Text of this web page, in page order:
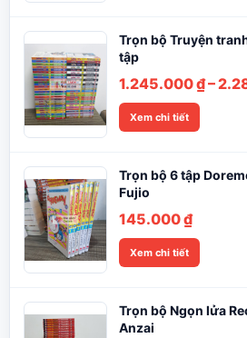
Trọn bộ Truyện
tập
1.245.000₫–
Xem chi tiết
Trọn bộ 6 tập
Fujio
145.000₫
Xem chi tiết
Trọn bộ Ngọn lửa
Anzai